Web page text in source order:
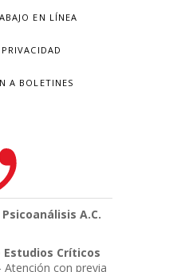
EN LÍNEA
A BOLETINES
A.C.
Críticos
Atención con previa